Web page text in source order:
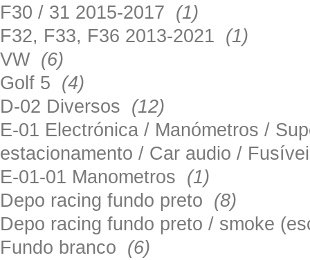
F30 / 31 2015-2017 (1)
F32, F33, F36 2013-2021 (1)
VW (6)
Golf 5 (4)
D-02 Diversos (12)
E-01 Electrónica / Manómetros /
estacionamento / Car audio /
E-01-01 Manometros (1)
Depo racing fundo preto (8)
Depo racing fundo preto / smoke
Fundo branco (6)